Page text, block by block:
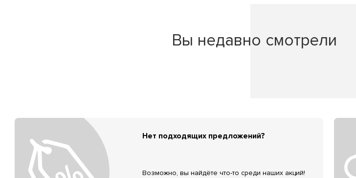
Вы недавно смотрели
Нет подходящих предложений?
Возможно, вы найдёте что-то среди наших акций!